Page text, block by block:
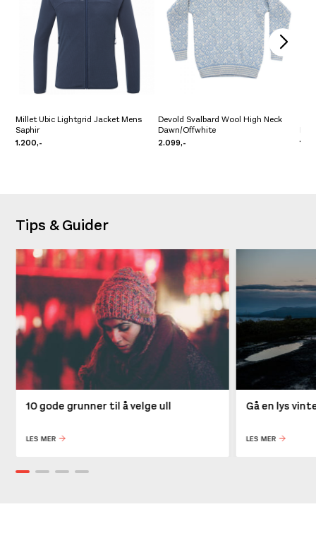
Millet Ubic Lightgrid Jacket Mens
Saphir
1.200,-
Devold Svalbard Wool High Neck
Dawn/Offwhite
2.099,-
Pre
Tips & Guider
10 gode grunner til å velge ull
LES MER
Gå en lys
LES MER